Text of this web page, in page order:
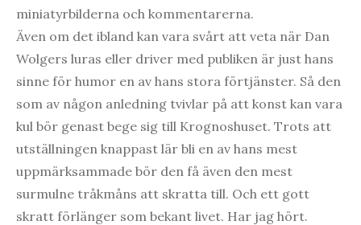
miniatyrbilderna och kommentarerna.
Även om det ibland kan vara svårt att veta när Dan
Wolgers luras eller driver med publiken är just hans
sinne för humor en av hans stora förtjänster. Så den
som av någon anledning tvivlar på att konst kan vara
kul bör genast bege sig till Krognoshuset. Trots att
utställningen knappast lär bli en av hans mest
uppmärksammade bör den få även den mest
surmulne tråkmåns att skratta till. Och ett gott
skratt förlänger som bekant livet. Har jag hört.